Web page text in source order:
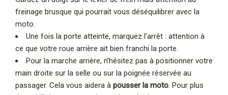
freinage brusque qui pourrait vous déséquilibrer avec la
moto.
Une fois la porte atteinte, marquez l’arrêt : attention à
ce que votre roue arrière ait bien franchi la porte.
Pour la marche arrière, n’hésitez pas à positionner votre
main droite sur la selle ou sur la poignée réservée au
passager. Cela vous aidera à pousser la moto. Pour plus